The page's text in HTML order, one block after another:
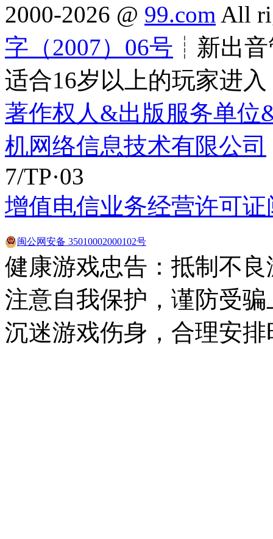
2000-2026 @ 99.com All
字（2007）06号 ┊新出
适合16岁以上的玩家进入
著作权人&出版服务单位
机网络信息技术有限公司
7/TP·03
增值电信业务经营许可证
闽公网安备 35010002000102号
健康游戏忠告：抵制不
注意自我保护，谨防受
沉迷游戏伤身，合理安